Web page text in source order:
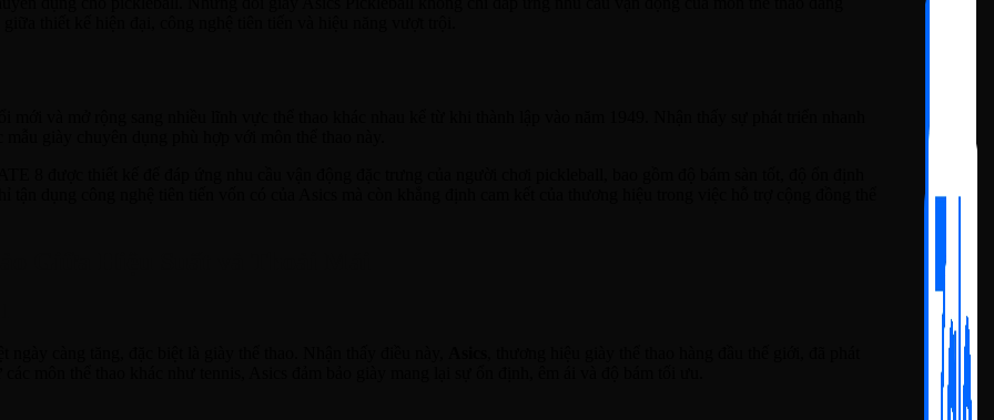
thiết kế hiện đại, công nghệ tiên tiến và hiệu năng vượt trội.
giày chuyên dụng phù hợp với môn thể thao này.
8 được thiết kế để đáp ứng nhu cầu vận động đặc trưng của người chơi pickleball, bao gồm độ bám sàn tốt, độ ổn định
dụng công nghệ tiên tiến vốn có của Asics mà còn khẳng định cam kết của thương hiệu trong việc hỗ trợ cộng đồng thể
Giữa Hiệu Suất và Thoải Mái
càng tăng, đặc biệt là giày thể thao. Nhận thấy điều này,
môn thể thao khác như tennis, Asics đảm bảo giày mang lại sự ổn định, êm ái và độ bám tối ưu.